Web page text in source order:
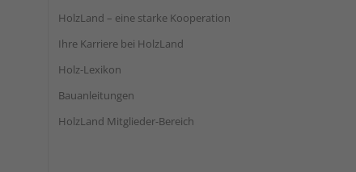
HolzLand – eine starke Kooperation
Ihre Karriere bei HolzLand
Holz-Lexikon
Bauanleitungen
HolzLand Mitglieder-Bereich